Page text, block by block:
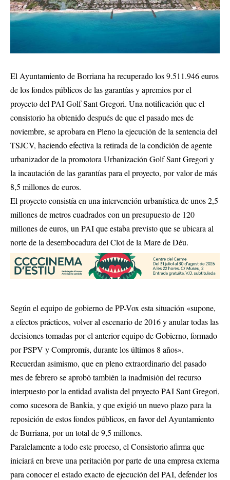
El Ayuntamiento de Borriana ha recuperado los 9.511.946 euros
de los fondos públicos de las garantías y apremios por el
proyecto del PAI Golf Sant Gregori. Una notificación que el
consistorio ha obtenido después de que el pasado mes de
noviembre, se aprobara en Pleno la ejecución de la sentencia del
TSJCV, haciendo efectiva la retirada de la condición de agente
urbanizador de la promotora Urbanización Golf Sant Gregori y
la incautación de las garantías para el proyecto, por valor de más
8,5 millones de euros.
El proyecto consistía en una intervención urbanística de unos 2,5
millones de metros cuadrados con un presupuesto de 120
millones de euros, un PAI que estaba previsto que se ubicara al
norte de la desembocadura del Clot de la Mare de Déu.
Según el equipo de gobierno de PP-Vox esta situación «supone,
a efectos prácticos, volver al escenario de 2016 y anular todas las
decisiones tomadas por el anterior equipo de Gobierno, formado
por PSPV y Compromís, durante los últimos 8 años».
Recuerdan asimismo, que en pleno extraordinario del pasado
mes de febrero se aprobó también la inadmisión del recurso
interpuesto por la entidad avalista del proyecto PAI Sant Gregori,
como sucesora de Bankia, y que exigió un nuevo plazo para la
reposición de estos fondos públicos, en favor del Ayuntamiento
de Burriana, por un total de 9,5 millones.
Paralelamente a todo este proceso, el Consistorio afirma que
iniciará en breve una peritación por parte de una empresa externa
para conocer el estado exacto de ejecución del PAI, defender los